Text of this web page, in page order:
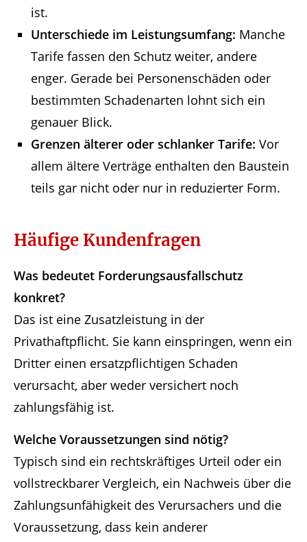
ist.
Unterschiede im Leistungsumfang: Manche
Tarife fassen den Schutz weiter, andere
enger. Gerade bei Personenschäden oder
bestimmten Schadenarten lohnt sich ein
genauer Blick.
Grenzen älterer oder schlanker Tarife: Vor
allem ältere Verträge enthalten den Baustein
teils gar nicht oder nur in reduzierter Form.
Häufige Kundenfragen
Was bedeutet Forderungsausfallschutz
konkret?
Das ist eine Zusatzleistung in der
Privathaftpflicht. Sie kann einspringen, wenn ein
Dritter einen ersatzpflichtigen Schaden
verursacht, aber weder versichert noch
zahlungsfähig ist.
Welche Voraussetzungen sind nötig?
Typisch sind ein rechtskräftiges Urteil oder ein
vollstreckbarer Vergleich, ein Nachweis über die
Zahlungsunfähigkeit des Verursachers und die
Voraussetzung, dass kein anderer